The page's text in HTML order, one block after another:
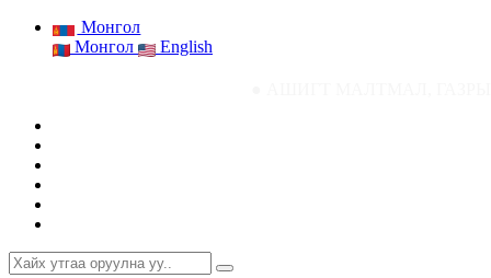
Монгол
Монгол
English